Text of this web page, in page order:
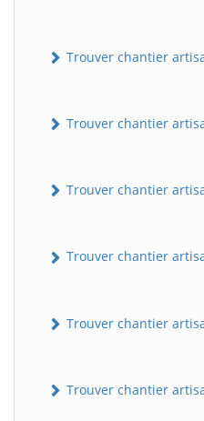
Trouver chantier
Trouver chantier
Trouver chantier
Trouver chantier
Trouver chantier
Trouver chantier
Assistant en ligne